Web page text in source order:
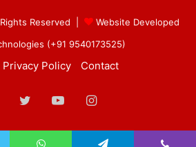
Reserved |
Website Developed
(+91 9540173525)
Privacy Policy Contact
TwitterYouTubeInstagram